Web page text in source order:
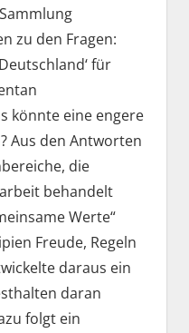
zu den Fragen:
für
könnte eine engere
Aus den Antworten
die
behandelt
Werte“
Freude, Regeln
daraus ein
daran
folgt ein